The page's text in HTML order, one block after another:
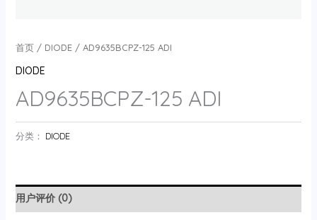
首页/ DIODE/ AD9635BCPZ-125 ADI
DIODE
AD9635BCPZ-125 ADI
分类： DIODE
用户评价 (0)